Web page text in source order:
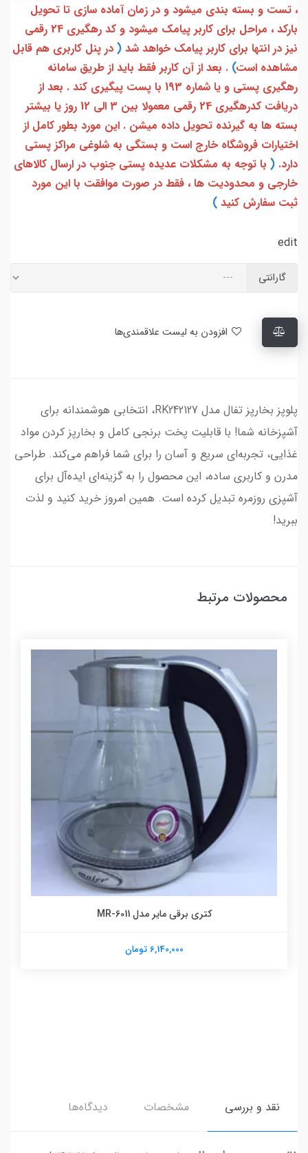
، تست و بسته بندی میشود و در زمان آماده سازی تا تحویل
بارکد ، مراحل برای کاربر پیامک میشود و کد رهگیری 24 رقمی
نیز در انتها برای کاربر پیامک خواهد شد ( در پنل کاربری هم قابل
مشاهده است) . بعد از آن کاربر فقط باید از طریق سامانه
رهگیری پستی و یا شماره 193 با پست پیگیری کند . بعد از
دریافت کدرهگیری 24 رقمی معمولا بین 3 الی 12 روز یا بیشتر
بسته ها به گیرنده تحویل داده میشن . این مورد بطور کامل از
اختیارات فروشگاه خارج است و بستگی به شلوغی مراکز پستی
دارد. ( با توجه به مشکلات عدیده پستی جنوب در ارسال کالاهای
خارجی و محدودیت ها ، فقط در صورت موافقت با این مورد
ثبت سفارش کنید )
edit
گارانتی
پلوپز بخارپز تفال مدل RK242127، انتخابی هوشمندانه برای
آشپزخانه شما! با قابلیت پخت برنجی کامل و بخارپز کردن مواد
غذایی، تجربه‌ای سریع و آسان را برای شما فراهم می‌کند. طراحی
مدرن و کاربری ساده، این محصول را به گزینه‌ای ایده‌آل برای
آشپزی روزمره تبدیل کرده است. همین امروز خرید کنید و لذت
ببرید!
محصولات مرتبط
ترازو دیجیتال مایر مدل MR-2027
6,140,000 تومان
نقد و بررسی مشخصات دیدگاه‌ها